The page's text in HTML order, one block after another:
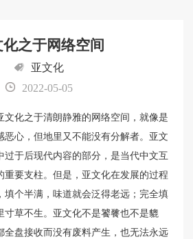
之于网络空间
亚文化
2022-05-05
文化之于清朗静雅的网络空间，就像是
恶心，但地里又不能没有分解者。亚文
过于后现代内容的部分，是当代中文互
重要支柱。但是，亚文化在发展的过程
填个半满，味道就会泛得老远；完全填
寸草不生。亚文化不是饕餮也不是貔
全盘接收而没有废料产生，也无法永远